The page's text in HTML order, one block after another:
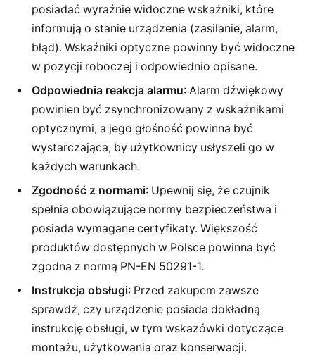
posiadać wyraźnie widoczne wskaźniki, które
informują o stanie urządzenia (zasilanie, alarm,
błąd). Wskaźniki optyczne powinny być widoczne
w pozycji roboczej i odpowiednio opisane.
Odpowiednia reakcja alarmu: Alarm dźwiękowy
powinien być zsynchronizowany z wskaźnikami
optycznymi, a jego głośność powinna być
wystarczająca, by użytkownicy usłyszeli go w
każdych warunkach.
Zgodność z normami: Upewnij się, że czujnik
spełnia obowiązujące normy bezpieczeństwa i
posiada wymagane certyfikaty. Większość
produktów dostępnych w Polsce powinna być
zgodna z normą PN-EN 50291-1.
Instrukcja obsługi: Przed zakupem zawsze
sprawdź, czy urządzenie posiada dokładną
instrukcję obsługi, w tym wskazówki dotyczące
montażu, użytkowania oraz konserwacji.